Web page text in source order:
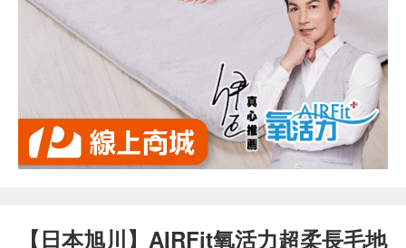
【日本旭川】AIRFit氧活力超柔長毛地